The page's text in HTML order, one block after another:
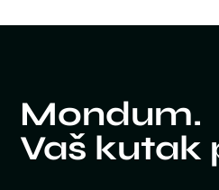
Mondum.
Vaš kutak